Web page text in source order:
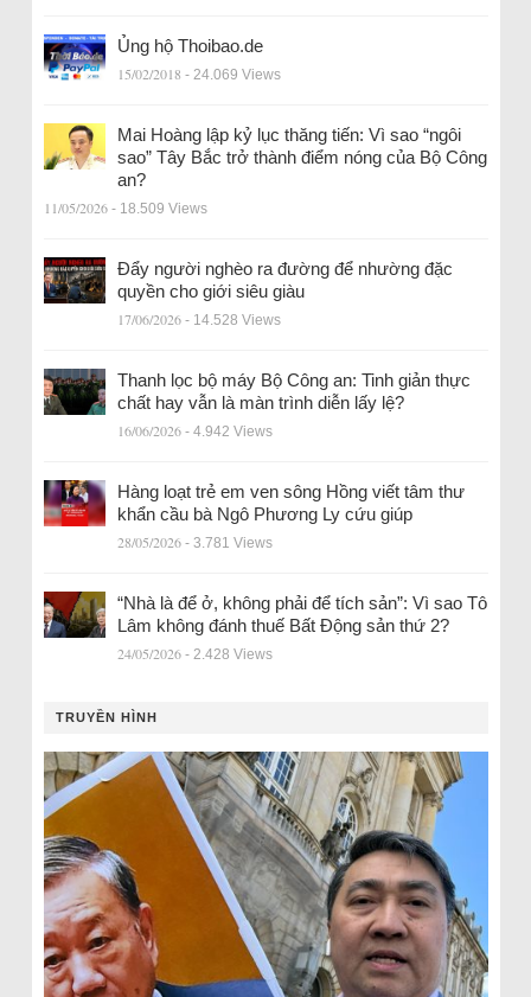
Ủng hộ Thoibao.de
15/02/2018 - 24.069 Views
Mai Hoàng lập kỷ lục thăng tiến: Vì sao “ngôi
sao” Tây Bắc trở thành điểm nóng của Bộ Công
an?
11/05/2026 - 18.509 Views
Đẩy người nghèo ra đường để nhường đặc
quyền cho giới siêu giàu
17/06/2026 - 14.528 Views
Thanh lọc bộ máy Bộ Công an: Tinh giản thực
chất hay vẫn là màn trình diễn lấy lệ?
16/06/2026 - 4.942 Views
Hàng loạt trẻ em ven sông Hồng viết tâm thư
khẩn cầu bà Ngô Phương Ly cứu giúp
28/05/2026 - 3.781 Views
“Nhà là để ở, không phải để tích sản”: Vì sao Tô
Lâm không đánh thuế Bất Động sản thứ 2?
24/05/2026 - 2.428 Views
TRUYỀN HÌNH